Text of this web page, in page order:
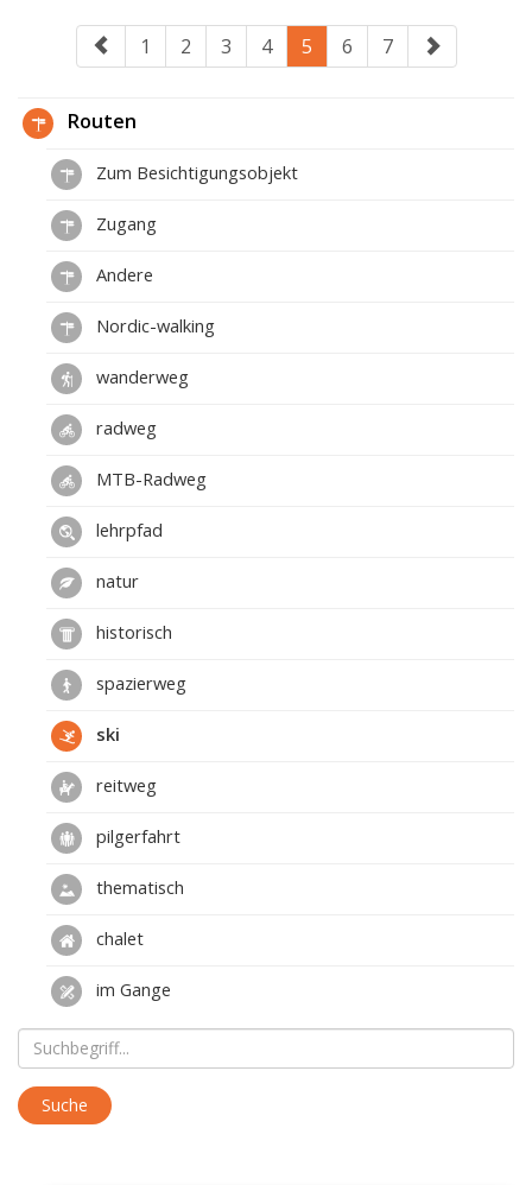
1 2 3 4 5 6 7
Routen
Zum Besichtigungsobjekt
Zugang
Andere
Nordic-walking
wanderweg
radweg
MTB-Radweg
lehrpfad
natur
historisch
spazierweg
ski
reitweg
pilgerfahrt
thematisch
chalet
im Gange